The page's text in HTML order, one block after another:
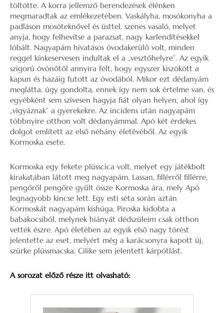
töltötte. A korra jellemző berendezések élénken
megmaradtak az emlékezetében. Vaskályha, mosókonyha a
padláson mosóteknővel és üsttel, szenes vasaló, melyet
anyja, hogy felhevítse a parazsat, nagy karlendítésekkel
lóbált. Nagyapám hivatásos óvodakerülő volt, minden
reggel kínkeservesen indultak el a „vesztőhelyre”. Az egyik
szigorú óvónőtől annyira félt, hogy egyszer kiszökött a
kapun és hazáig futott az óvodából. Mikor ezt dédanyám
meglátta, úgy gondolta, ennek így nem sok értelme van, és
egyébként sem szívesen hagyja fiát olyan helyen, ahol így
„vigyáznak” a gyerekekre. Az incidens után nagyapám
többnyire otthon volt dédanyámmal. Apó két érdekes
dolgot említett az első néhány életévéből. Az egyik
Kormoska esete.
Kormoska egy fekete plüsscica volt, melyet egy játékbolt
kirakatában látott meg nagyapám. Lassan, fillérről fillérre,
pengőről pengőre gyűlt össze Kormoska ára, mely Apó
legnagyobb kincse lett. Egy esti séta során aztán
Kormoskát nagyapám kishúga, Piroska kidobta a
babakocsiból, melynek hiányát dédszüleim csak otthon
vették észre. Apó életében az egyik első nagy törést
jelentette az eset, melyért még a karácsonyra kapott új,
szürke plüssmacska, Cilike sem jelentett kárpótlást.
A sorozat előző része itt olvasható: